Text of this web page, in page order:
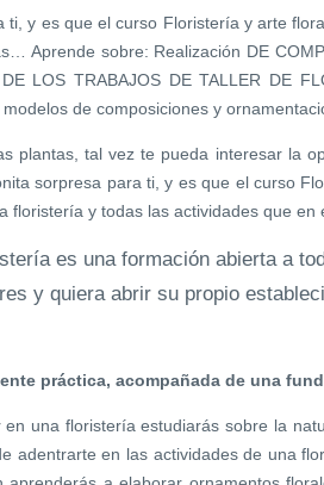
ti, y es que el curso Floristería y arte
Aprende sobre: Realización DE
LOS TRABAJOS DE TALLER DE
de composiciones y
plantas, tal vez te pueda interesar la
sorpresa para ti, y es que el curso
floristería y todas las actividades que en
es una formación abierta a
y quiera abrir su propio
práctica, acompañada de una
una floristería estudiarás sobre la
adentrarte en las actividades de una